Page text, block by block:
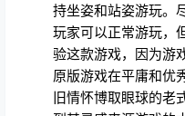
到其灵感来源游戏的
过于复杂；一些元素
系统）；难度平衡性
靠怪异的站位、压倒
外形来弥补；游戏体